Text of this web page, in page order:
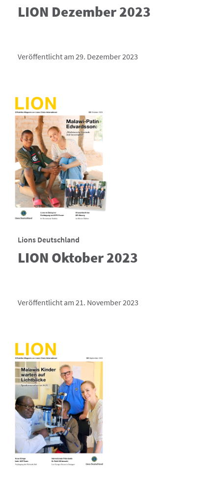
LION Dezember 2023
Veröffentlicht am 29. Dezember 2023
Lions Deutschland
LION Oktober 2023
Veröffentlicht am 21. November 2023